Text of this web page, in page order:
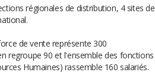
régionales de distribution, 4 sites de
de vente représente 300
regroupe 90 et l'ensemble des fonctions
Humaines) rassemble 160 salariés.